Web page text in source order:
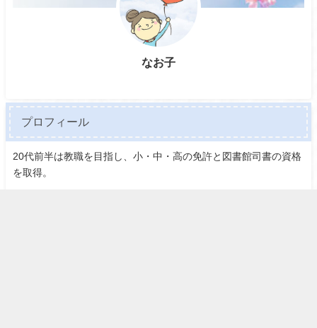
なお子
プロフィール
20代前半は教職を目指し、小・中・高の免許と図書館司書の資格
を取得。